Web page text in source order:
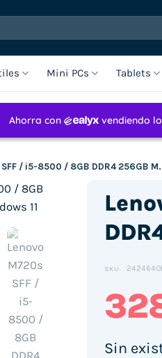
Mini PCs Tablets
/ i5-8500 / 8GB DDR4 256GB
SKU:
Sin